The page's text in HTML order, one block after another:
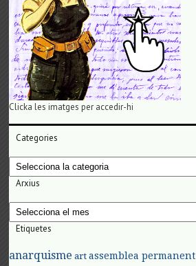
Clicka les imatges per accedir-hi
Categories
Categories
Arxius
Arxius
Etiquetes
anarquisme art assemblea permanent